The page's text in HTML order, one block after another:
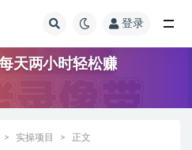
登录
天两小时轻松赚
实操项目 正文